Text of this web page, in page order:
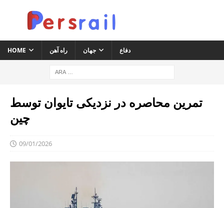
HOME راه آهن جهان دفاع
تمرین محاصره در نزدیکی تایوان توسط
چین
09/01/2026